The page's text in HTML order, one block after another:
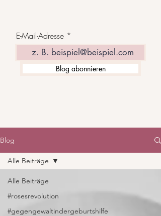
E-Mail-Adresse
Blog abonnieren
Blog
Alle Beiträge
#rosesrevolution
#gegengewaltindergeburtshilfe
Alle Beiträge